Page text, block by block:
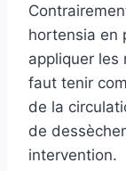
hortensia en
appliquer les
faut tenir
de la
de
intervention.